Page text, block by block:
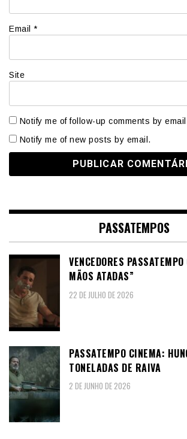
Email *
Site
Notify me of follow-up comments by
Notify me of new posts by email.
PASSATEMPOS
VENCEDORES
MÃOS ATADAS”
22 DE JULHO DE 2026
PASSATEMPO CINEMA:
TONELADAS DE RAIVA
2 DE JUNHO DE 2026